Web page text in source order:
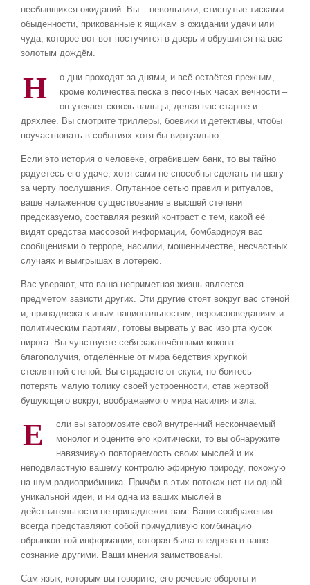
несбывшихся ожиданий. Вы – невольники, стиснутые тисками
обыденности, прикованные к ящикам в ожидании удачи или
чуда, которое вот-вот постучится в дверь и обрушится на вас
золотым дождём.
Н
о дни проходят за днями, и всё остаётся прежним,
кроме количества песка в песочных часах вечности –
он утекает сквозь пальцы, делая вас старше и
дряхлее. Вы смотрите триллеры, боевики и детективы, чтобы
поучаствовать в событиях хотя бы виртуально.
Если это история о человеке, ограбившем банк, то вы тайно
радуетесь его удаче, хотя сами не способны сделать ни шагу
за черту послушания. Опутанное сетью правил и ритуалов,
ваше налаженное существование в высшей степени
предсказуемо, составляя резкий контраст с тем, какой её
видят средства массовой информации, бомбардируя вас
сообщениями о терроре, насилии, мошенничестве, несчастных
случаях и выигрышах в лотерею.
Вас уверяют, что ваша неприметная жизнь является
предметом зависти других. Эти другие стоят вокруг вас стеной
и, принадлежа к иным национальностям, вероисповеданиям и
политическим партиям, готовы вырвать у вас изо рта кусок
пирога. Вы чувствуете себя заключёнными кокона
благополучия, отделённые от мира бедствия хрупкой
стеклянной стеной. Вы страдаете от скуки, но боитесь
потерять малую толику своей устроенности, став жертвой
бушующего вокруг, воображаемого мира насилия и зла.
Е
сли вы затормозите свой внутренний нескончаемый
монолог и оцените его критически, то вы обнаружите
навязчивую повторяемость своих мыслей и их
неподвластную вашему контролю эфирную природу, похожую
на шум радиоприёмника. Причём в этих потоках нет ни одной
уникальной идеи, и ни одна из ваших мыслей в
действительности не принадлежит вам. Ваши соображения
всегда представляют собой причудливую комбинацию
обрывков той информации, которая была внедрена в ваше
сознание другими. Ваши мнения заимствованы.
Сам язык, которым вы говорите, его речевые обороты и